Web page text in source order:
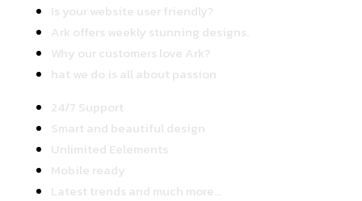
Is your website user friendly?
Ark offers weekly stunning designs.
Why our customers love Ark?
hat we do is all about passion
24/7 Support
Smart and beautiful design
Unlimited Eelements
Mobile ready
Latest trends and much more...